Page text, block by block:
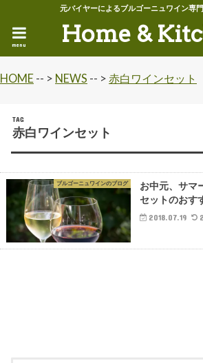
元バイヤーによるブルゴーニュワイン専
Home &
menu
HOME -- > NEWS -- > 赤白ワインセット
TAG
赤白ワインセット
ブルゴーニュワインのブログ
お中元、サマ
セットのおす
2018.07.19